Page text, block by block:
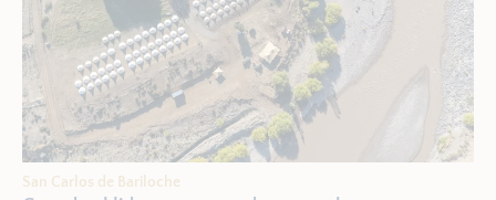
San Carlos de Bariloche